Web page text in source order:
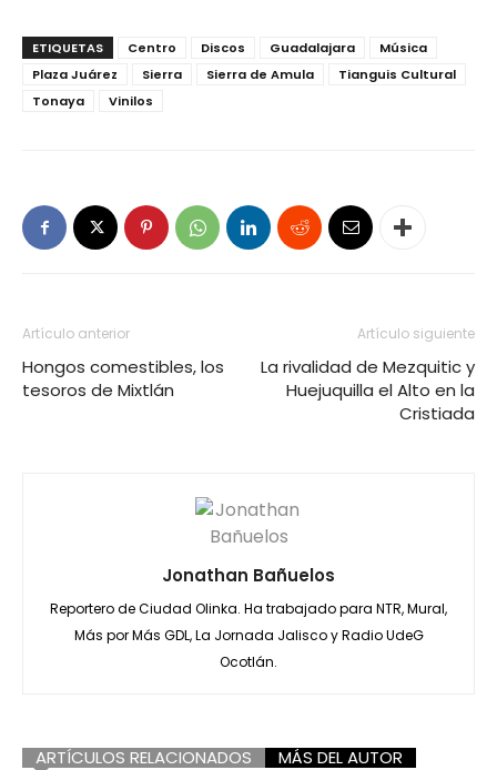
ETIQUETAS Centro Discos Guadalajara
Música
Plaza Juárez
Sierra Sierra de Amula
Tianguis Cultural
Tonaya
Vinilos
Artículo anterior
Hongos comestibles, los
tesoros de Mixtlán
Artículo siguiente
La rivalidad de Mezquitic y
Huejuquilla el Alto en la
Cristiada
Jonathan Bañuelos
Reportero de Ciudad Olinka. Ha trabajado para NTR, Mural,
Más por Más GDL, La Jornada Jalisco y Radio UdeG
Ocotlán.
ARTÍCULOS RELACIONADOS MÁS DEL AUTOR